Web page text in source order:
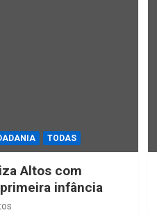
TODAS
Altos com
infância